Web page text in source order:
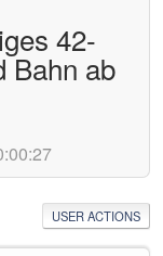
42-
Bahn ab
USER ACTIONS